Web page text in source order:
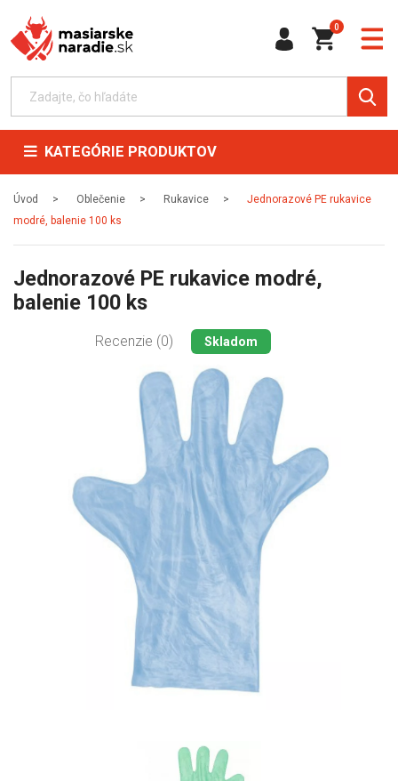
0
KATEGÓRIE PRODUKTOV
Úvod Oblečenie Rukavice
Jednorazové PE rukavice
modré, balenie 100 ks
Jednorazové PE rukavice modré,
balenie 100 ks
Recenzie (0) Skladom